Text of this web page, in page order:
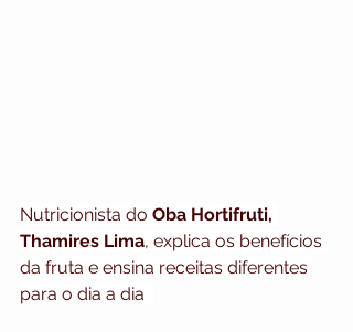
Nutricionista do Oba Hortifruti,
Thamires Lima, explica os benefícios
da fruta e ensina receitas diferentes
para o dia a dia